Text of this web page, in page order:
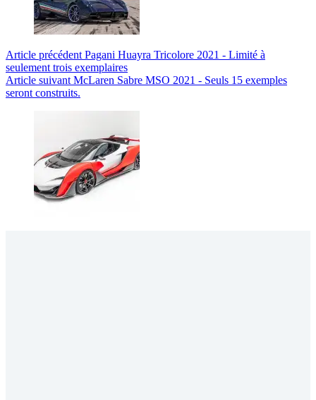
Article précédent Pagani Huayra Tricolore 2021 - Limité à
seulement trois exemplaires
Article suivant McLaren Sabre MSO 2021 - Seuls 15 exemples
seront construits.